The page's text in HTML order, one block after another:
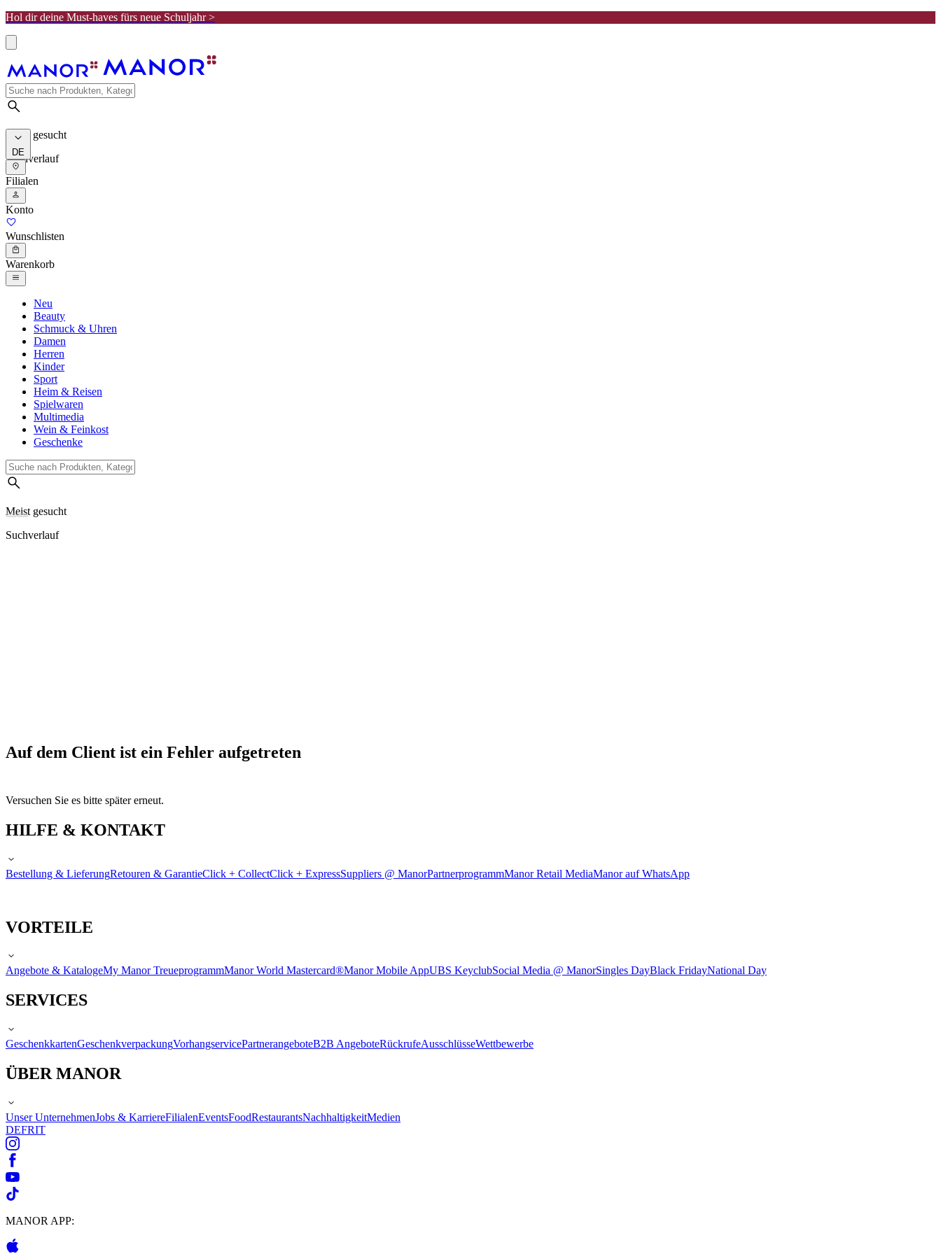
Hol dir deine Must-haves fürs neue Schuljahr >
Meist gesucht
Suchverlauf
DE
Filialen
Konto
Wunschlisten
Warenkorb
Neu
Beauty
Schmuck & Uhren
Damen
Herren
Kinder
Sport
Heim & Reisen
Spielwaren
Multimedia
Wein & Feinkost
Geschenke
Meist gesucht
Suchverlauf
Auf dem Client ist ein Fehler aufgetreten
Versuchen Sie es bitte später erneut.
HILFE & KONTAKT
Bestellung & LieferungRetouren & GarantieClick + CollectClick + ExpressSuppliers @ ManorPartnerprogrammManor Retail MediaManor auf WhatsApp
VORTEILE
Angebote & KatalogeMy Manor TreueprogrammManor World Mastercard®Manor Mobile AppUBS KeyclubSocial Media @ ManorSingles DayBlack FridayNational Day
SERVICES
GeschenkkartenGeschenkverpackungVorhangservicePartnerangeboteB2B AngeboteRückrufeAusschlüsseWettbewerbe
ÜBER MANOR
Unser UnternehmenJobs & KarriereFilialenEventsFoodRestaurantsNachhaltigkeitMedien
DEFRIT
MANOR APP: